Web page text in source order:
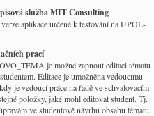
služba MIT Consulting
aplikace určené k testování na UPOL-
prací
je možné zapnout editaci tématu
Editace je umožněna vedoucímu
je vedoucí práce na řadě ve schvalovacím
položky, jaké mohl editovat student. Tj.
ve studentově návrhu obsahu tématu.